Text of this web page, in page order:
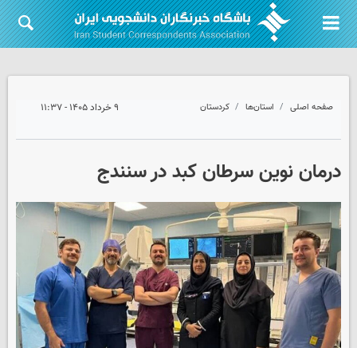
صفحه اصلی استان‌ها کردستان ۹ خرداد ۱۴۰۵ - ۱۱:۳۷
درمان نوین سرطان کبد در سنندج